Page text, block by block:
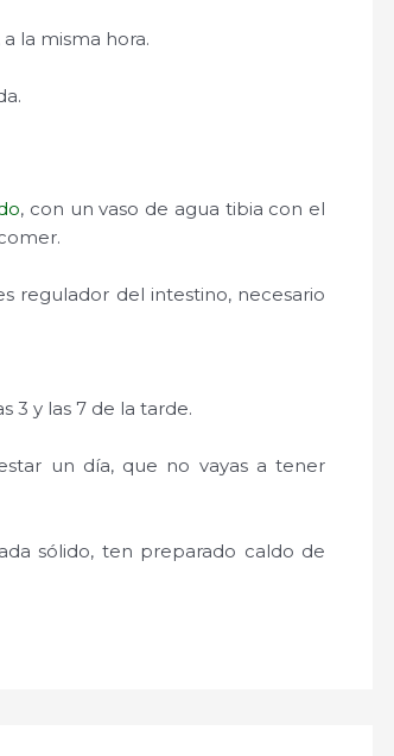
la misma hora.
, con un vaso de agua tibia con el
regulador del intestino, necesario
3 y las 7 de la tarde.
un día, que no vayas a tener
sólido, ten preparado caldo de